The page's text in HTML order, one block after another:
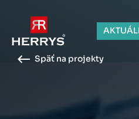
Späť na projekty